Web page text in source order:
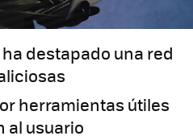
destapado una red
herramientas útiles
al usuario